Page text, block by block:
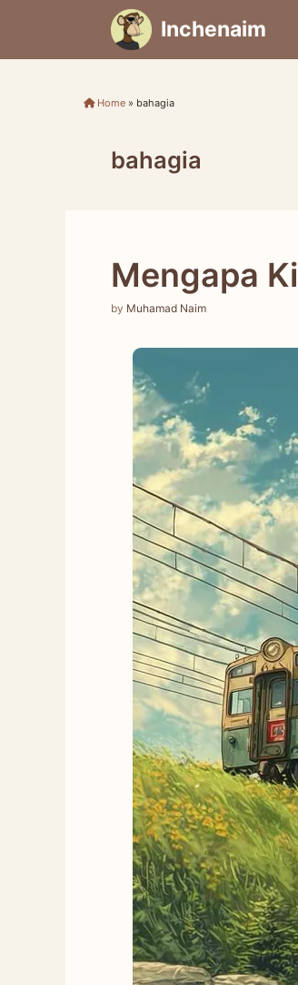
content
Inchenaim
Home » bahagia
bahagia
Mengapa
by Muhamad Naim